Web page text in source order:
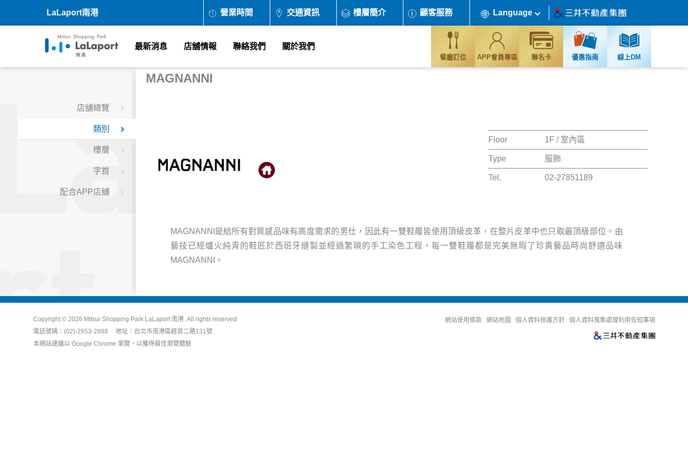
LaLaport南港 營業時間 交通資訊 樓層簡介 顧客服務 Language
最新消息 店舖情報 聯絡我們 關於我們
餐廳訂位 APP會員專區 聯名卡 優惠指南 線上DM
店舖總覽
類別
樓層
字首
配合APP店舖
MAGNANNI
MAGNANNI是給所有對質感品味有高度需求的男仕，因此有一雙鞋履皆使用頂級皮革，在整片皮革中也只取最頂級部位。由
藝技已經爐火純青的鞋匠於西班牙縫製並經過繁瑣的手工染色工程，每一雙鞋履都是完美無瑕了珍貴藝品時尚舒適品味
MAGNANNI。
Floor 1F / 室內區
Type 服飾
Tel. 02-27851189
Copyright © 2026 Mitsui Shopping Park LaLaport 南港. All rights reserved
電話號碼：(02)-2653-2888 地址：台北市南港區經貿二路131號
本網站建議以 Google Chrome 瀏覽，以獲得最佳瀏覽體驗
網站使用條款 網站地圖 個人資料保護方針 個人資料蒐集處理利用告知事項